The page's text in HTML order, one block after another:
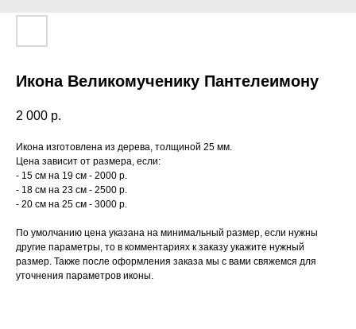
Икона Великомученику Пантелеимону
2 000 р.
Икона изготовлена из дерева, толщиной 25 мм.
Цена зависит от размера, если:
- 15 см на 19 см - 2000 р.
- 18 см на 23 см - 2500 р.
- 20 см на 25 см - 3000 р.
По умолчанию цена указана на минимальный размер, если нужны
другие параметры, то в комментариях к заказу укажите нужный
размер. Также после оформления заказа мы с вами свяжемся для
уточнения параметров иконы.